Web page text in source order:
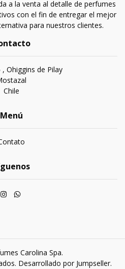
a la venta al detalle de perfumes
con el fin de entregar el mejor
para nuestros clientes.
, Ohiggins de Pilay
Chile
Menú
Carolina Spa.
Desarrollado por Jumpseller.